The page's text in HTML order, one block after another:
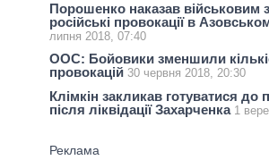
Порошенко наказав військовим
російські провокації в
липня 2018, 07:40
ООС: Бойовики зменшили
провокацій 30 червня 2018, 20:30
Клімкін закликав готуватися до
після ліквідації Захарченка 1